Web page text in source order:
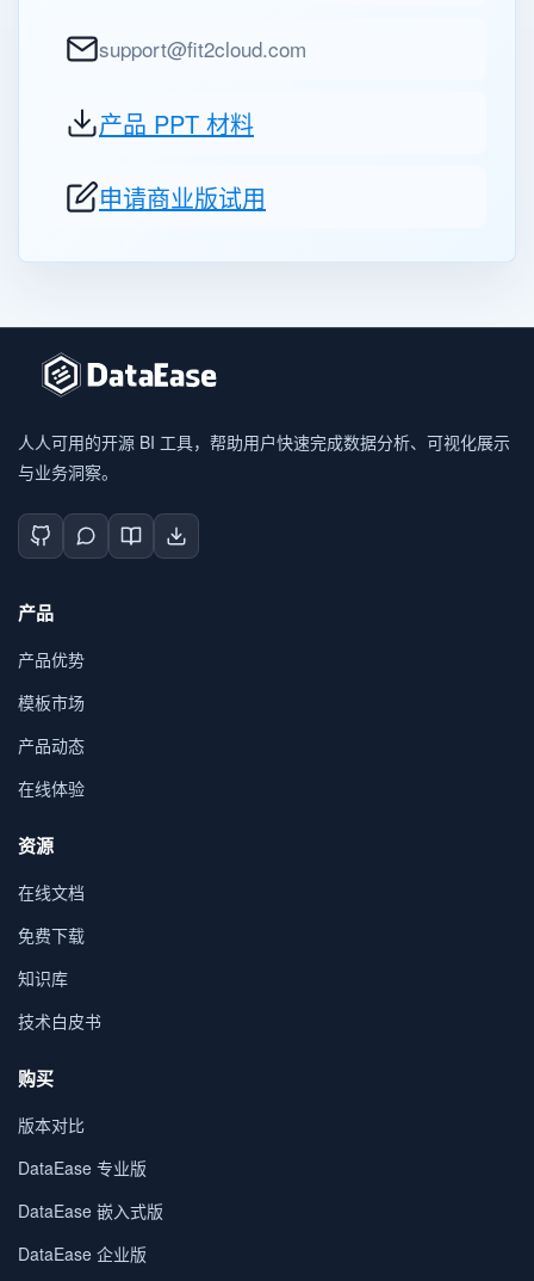
support@fit2cloud.com
产品 PPT 材料
申请商业版试用
人人可用的开源 BI 工具，帮助用户快速完成数据分析、可视化展示
与业务洞察。
产品
产品优势
模板市场
产品动态
在线体验
资源
在线文档
免费下载
知识库
技术白皮书
购买
版本对比
DataEase 专业版
DataEase 嵌入式版
DataEase 企业版